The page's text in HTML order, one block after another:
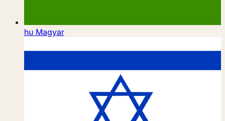
hu Magyar